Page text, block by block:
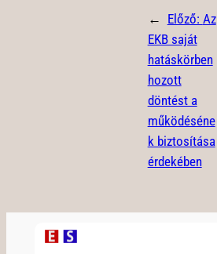
← Előző: Az
EKB saját
hatáskörben
hozott
döntést a
működéséne
k biztosítása
érdekében